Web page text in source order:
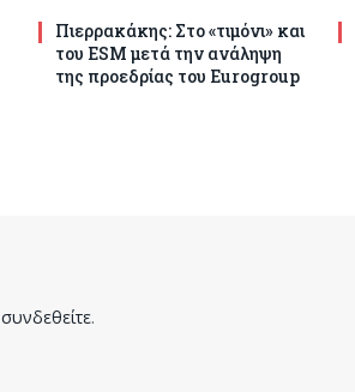
Πιερρακάκης: Στο «τιμόνι» και
του ESM μετά την ανάληψη
της προεδρίας του Eurogroup
συνδεθείτε.